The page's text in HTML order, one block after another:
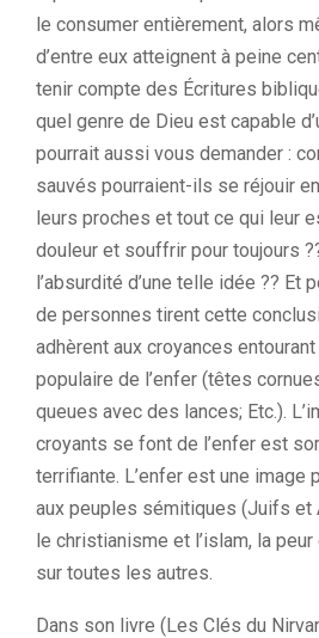
le consumer entièrement, alors
d’entre eux atteignent à peine
tenir compte des Écritures
quel genre de Dieu est capable
pourrait aussi vous demander :
sauvés pourraient-ils se réjouir
leurs proches et tout ce qui leur
douleur et souffrir pour toujours
l’absurdité d’une telle idée ?? Et
de personnes tirent cette
adhèrent aux croyances
populaire de l’enfer (têtes
queues avec des lances; Etc.).
croyants se font de l’enfer est
terrifiante. L’enfer est une image
aux peuples sémitiques (Juifs et
le christianisme et l’islam, la peur
sur toutes les autres.
Dans son livre (Les Clés du